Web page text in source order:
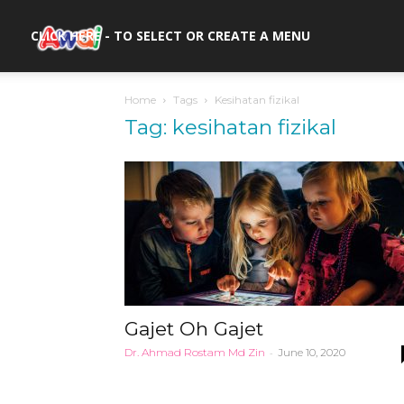
awal.my
CLICK HERE - TO SELECT OR CREATE A MENU
Home Tags Kesihatan fizikal
Tag: kesihatan fizikal
Gajet Oh Gajet
Dr. Ahmad Rostam Md Zin - June 10, 2020